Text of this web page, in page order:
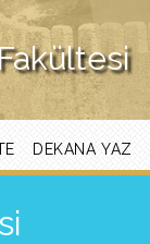
DEKANA YAZ